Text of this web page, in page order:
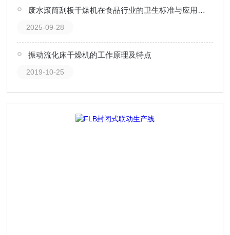
废水滚筒刮板干燥机在食品行业的卫生标准与应用规范
2025-09-28
振动流化床干燥机的工作原理及特点
2019-10-25